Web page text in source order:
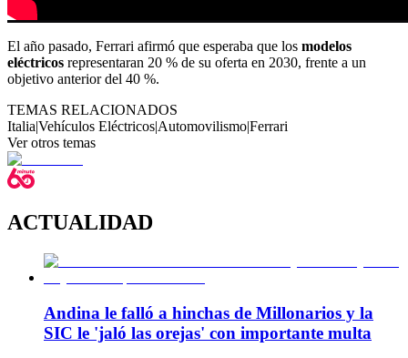
El año pasado, Ferrari afirmó que esperaba que los modelos
eléctricos representaran 20 % de su oferta en 2030, frente a un
objetivo anterior del 40 %.
TEMAS RELACIONADOS
Italia|Vehículos Eléctricos|Automovilismo|Ferrari
Ver otros temas
ACTUALIDAD
Andina le falló a hinchas de Millonarios y la
SIC le 'jaló las orejas' con importante multa